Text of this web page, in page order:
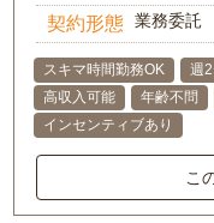
契約形態 業務委託
スキマ時間勤務OK 週
高収入可能
年齢不問
インセンティブあり
こ